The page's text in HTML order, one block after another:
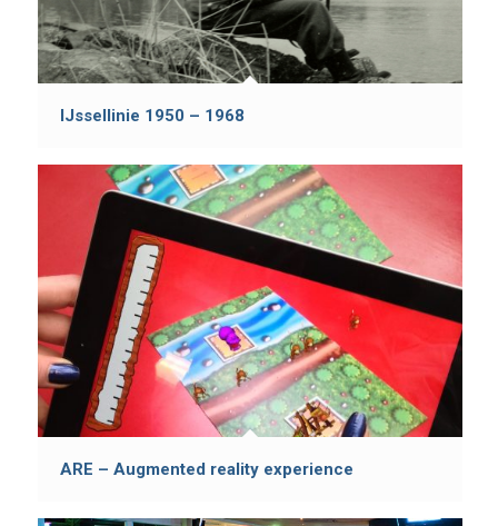
IJssellinie 1950 – 1968
ARE – Augmented reality experience